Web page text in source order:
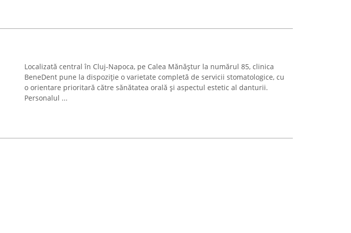
Localizată central în Cluj-Napoca, pe Calea Mănăștur la numărul 85, clinica
BeneDent pune la dispoziție o varietate completă de servicii stomatologice, cu
o orientare prioritară către sănătatea orală și aspectul estetic al danturii.
Personalul ...